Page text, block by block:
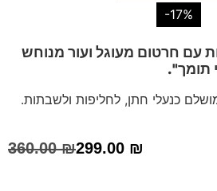
-17%
עם חרטום מעוגל ועור מנוחש
תומך".
כנעלי חתן, לחליפות ולשבתות.
ה
360.00₪299.00 ₪